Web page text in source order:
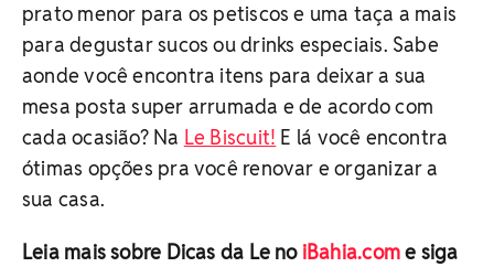
prato menor para os petiscos e uma taça a mais
para degustar sucos ou drinks especiais. Sabe
aonde você encontra itens para deixar a sua
mesa posta super arrumada e de acordo com
cada ocasião? Na Le Biscuit! E lá você encontra
ótimas opções pra você renovar e organizar a
sua casa.
Leia mais sobre Dicas da Le no iBahia.come siga